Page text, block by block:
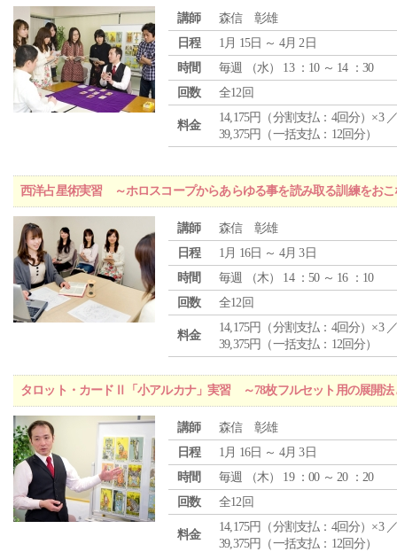
講師
森信 彰雄
日程
1月 15日 ～ 4月 2日
時間
毎週 （水） 13 ：10 ～ 14 ：30
回数
全12回
料金
14,175円（分割支払：4回分）×3
39,375円（一括支払：12回分）
西洋占星術実習 ～ホロスコープからあらゆる事を読み取る訓練をおこ
講師
森信 彰雄
日程
1月 16日 ～ 4月 3日
時間
毎週 （木） 14 ：50 ～ 16 ：10
回数
全12回
料金
14,175円（分割支払：4回分）×3
39,375円（一括支払：12回分）
タロット・カードⅡ「小アルカナ」実習 ～78枚フルセット用の展開法
講師
森信 彰雄
日程
1月 16日 ～ 4月 3日
時間
毎週 （木） 19 ：00 ～ 20 ：20
回数
全12回
料金
14,175円（分割支払：4回分）×3
39,375円（一括支払：12回分）